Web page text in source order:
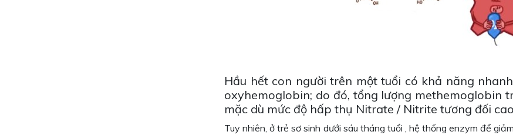
Hầu hết con người trên một tuổi có khả năng
oxyhemoglobin; do đó, tổng lượng methemoglobin
mặc dù mức độ hấp thụ Nitrate / Nitrite tương đối
Tuy nhiên, ở trẻ sơ sinh dưới sáu tháng tuổi , hệ thống enzym để